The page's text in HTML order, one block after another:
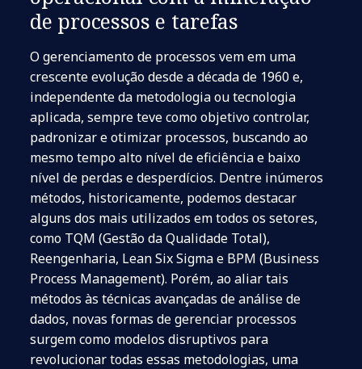
de processos e tarefas
O gerenciamento de processos vem em uma
crescente evolução desde a década de 1960 e,
independente da metodologia ou tecnologia
aplicada, sempre teve como objetivo controlar,
padronizar e otimizar processos, buscando ao
mesmo tempo alto nível de eficiência e baixo
nível de perdas e desperdícios. Dentre inúmeros
métodos, historicamente, podemos destacar
alguns dos mais utilizados em todos os setores,
como TQM (Gestão da Qualidade Total),
Reengenharia, Lean Six Sigma e BPM (Business
Process Management). Porém, ao aliar tais
métodos às técnicas avançadas de análise de
dados, novas formas de gerenciar processos
surgem como modelos disruptivos para
revolucionar todas essas metodologias, uma